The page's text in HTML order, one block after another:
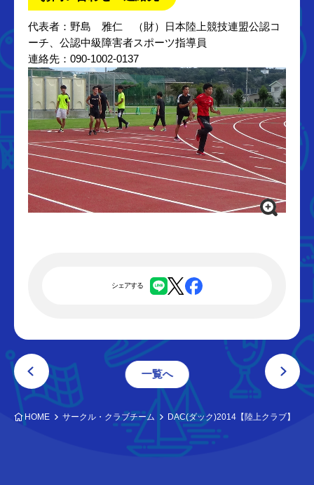
代表者：野島 雅仁 （財）日本陸上競技連盟公認コ
ーチ、公認中級障害者スポーツ指導員
連絡先：090-1002-0137
シェアする
一覧へ
HOME サークル・クラブチーム DAC(ダック)2014【陸上クラブ】